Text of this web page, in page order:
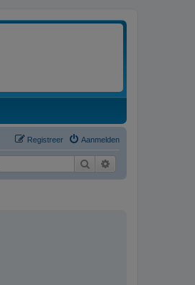
Aanmelden
Registreer
Zoek